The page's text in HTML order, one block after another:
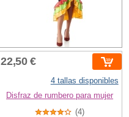
22,50 €
4 tallas disponibles
Disfraz de rumbero para mujer
(4)